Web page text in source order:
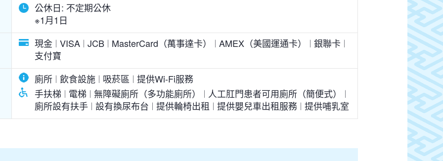
公休日: 不定期公休
※1月1日
現金 VISA JCB MasterCard（萬事達卡） AMEX（美國運通卡）
銀聯卡
支付寶
廁所 飲食設施 吸菸區
提供Wi-Fi服務
手扶梯
電梯 無障礙廁所（多功能廁所）
人工肛門患者可用廁所（簡便式）
廁所設有扶手 設有換尿布台 提供輪椅出租 提供嬰兒車出租服務 提供哺乳室